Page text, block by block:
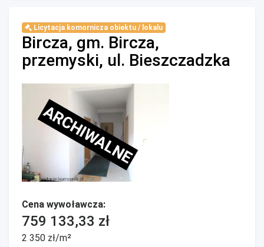
Licytacja komornicza obiektu / lokalu
Bircza, gm. Bircza,
przemyski, ul. Bieszczadzka
ARCHIWALNE
Cena wywoławcza:
759 133,33 zł
2 350 zł/m²